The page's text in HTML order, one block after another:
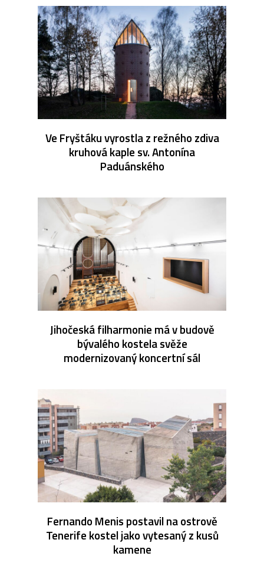
Ve Fryštáku vyrostla z režného zdiva
kruhová kaple sv. Antonína
Paduánského
Jihočeská filharmonie má v budově
bývalého kostela svěže
modernizovaný koncertní sál
Fernando Menis postavil na ostrově
Tenerife kostel jako vytesaný z kusů
kamene